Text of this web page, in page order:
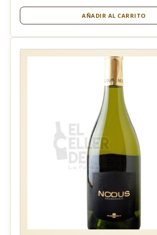
AÑADIR AL CARRITO